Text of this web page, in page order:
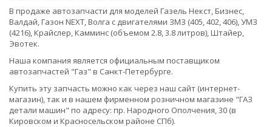
В продаже автозапчасти для моделей Газель Некст, Бизнес,
Валдай, Газон NEXT, Волга с двигателями ЗМЗ (405, 402, 406), УМЗ
(4216), Крайслер, Камминс (объемом 2.8, 3.8 литров), Штайер,
Эвотек.
Наша компания является официальным поставщиком
автозапчастей "Газ" в Санкт-Петербурге.
Купить эту запчасть можно как через наш сайт (интернет-
магазин), так и в нашем фирменном розничном магазине "ГАЗ
детали машин" по адресу: пр. Народного Ополчения, 30 (в
Кировском и Красносельском районе СПб).